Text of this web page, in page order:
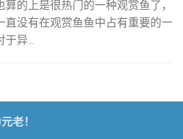
算的上是很热门的一种观赏鱼了，
直没有在观赏鱼鱼中占有重要的一
于异...
老！